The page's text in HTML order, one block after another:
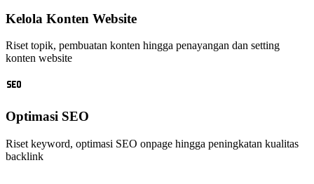
Kelola Konten Website
Riset topik, pembuatan konten hingga penayangan dan setting
konten website
Optimasi SEO
Riset keyword, optimasi SEO onpage hingga peningkatan kualitas
backlink